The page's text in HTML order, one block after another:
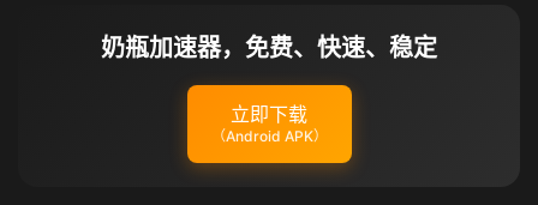
奶瓶加速器，免费、快速、稳定
立即下载
（Android APK）